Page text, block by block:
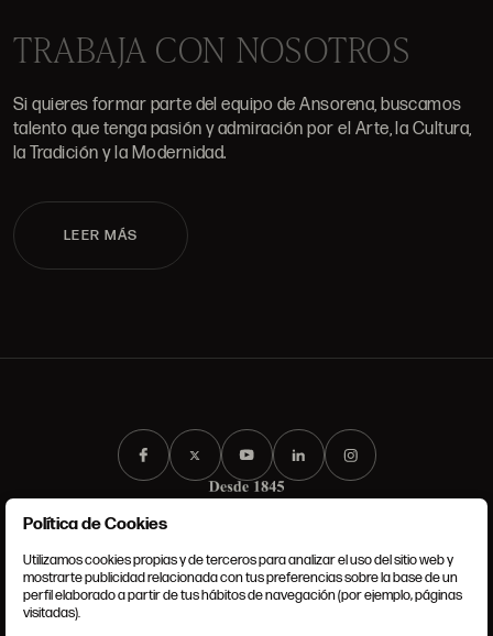
TRABAJA CON NOSOTROS
Si quieres formar parte del equipo de Ansorena, buscamos
talento que tenga pasión y admiración por el Arte, la Cultura,
la Tradición y la Modernidad.
LEER MÁS
CONDICIONES GENERALES
Política de Cookies
Utilizamos cookies propias y de terceros para analizar el uso del sitio web y
mostrarte publicidad relacionada con tus preferencias sobre la base de un
perfil elaborado a partir de tus hábitos de navegación (por ejemplo, páginas
visitadas).